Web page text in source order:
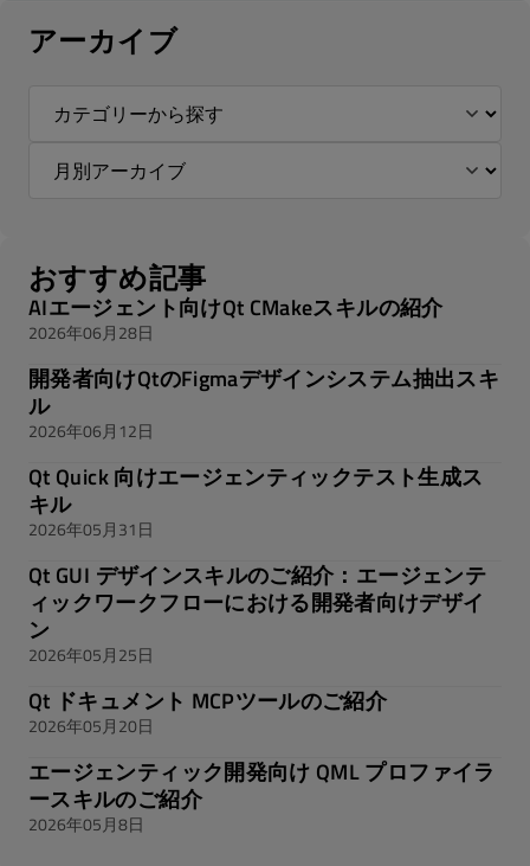
アーカイブ
おすすめ記事
AIエージェント向けQt CMakeスキルの紹介
2026年06月28日
開発者向けQtのFigmaデザインシステム抽出スキ
ル
2026年06月12日
Qt Quick 向けエージェンティックテスト生成ス
キル
2026年05月31日
Qt GUI デザインスキルのご紹介：エージェンテ
ィックワークフローにおける開発者向けデザイ
ン
2026年05月25日
Qt ドキュメント MCPツールのご紹介
2026年05月20日
エージェンティック開発向け QML プロファイラ
ースキルのご紹介
2026年05月8日